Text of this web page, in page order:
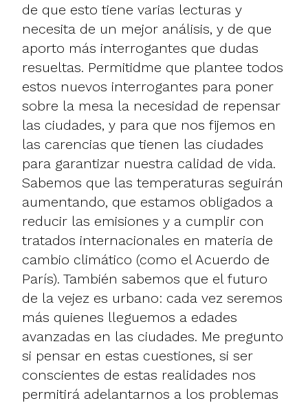
de que esto tiene varias lecturas y
necesita de un mejor análisis, y de que
aporto más interrogantes que dudas
resueltas. Permitidme que plantee todos
estos nuevos interrogantes para poner
sobre la mesa la necesidad de repensar
las ciudades, y para que nos fijemos en
las carencias que tienen las ciudades
para garantizar nuestra calidad de vida.
Sabemos que las temperaturas seguirán
aumentando, que estamos obligados a
reducir las emisiones y a cumplir con
tratados internacionales en materia de
cambio climático (como el Acuerdo de
París). También sabemos que el futuro
de la vejez es urbano: cada vez seremos
más quienes lleguemos a edades
avanzadas en las ciudades. Me pregunto
si pensar en estas cuestiones, si ser
conscientes de estas realidades nos
permitirá adelantarnos a los problemas